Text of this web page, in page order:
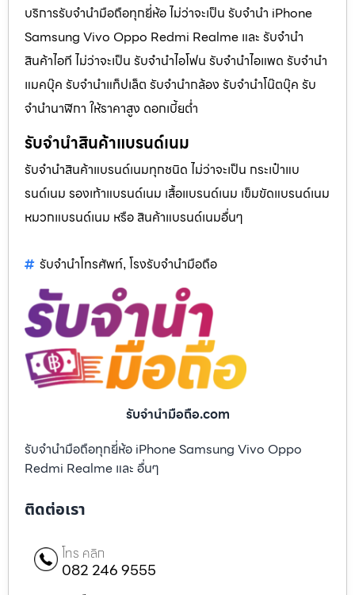
บริการรับจำนำมือถือทุกยี่ห้อ ไม่ว่าจะเป็น รับจำนำ iPhone
Samsung Vivo Oppo Redmi Realme และ รับจำนำ
สินค้าไอที ไม่ว่าจะเป็น รับจำนำไอโฟน รับจำนำไอแพด รับจำนำ
แมคบุ๊ค รับจำนำแท็ปเล็ต รับจำนำกล้อง รับจำนำโน๊ตบุ๊ค รับ
จำนำนาฬิกา ให้ราคาสูง ดอกเบี้ยต่ำ
รับจำนำสินค้าแบรนด์เนม
รับจำนำสินค้าแบรนด์เนมทุกชนิด ไม่ว่าจะเป็น กระเป๋าแบ
รนด์เนม รองเท้าแบรนด์เนม เสื้อแบรนด์เนม เข็มขัดแบรนด์เนม
หมวกแบรนด์เนม หรือ สินค้าแบรนด์เนมอื่นๆ
รับจำนำโทรศัพท์, โรงรับจำนำมือถือ
รับจํานํามือถือ.com
รับจำนำมือถือทุกยี่ห้อ iPhone Samsung Vivo Oppo
Redmi Realme และ อื่นๆ
ติดต่อเรา
โทร คลิก
082 246 9555